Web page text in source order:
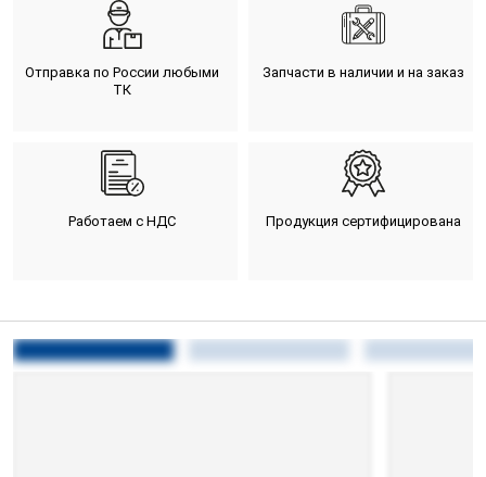
Отправка по России любыми
ТК
Запчасти в наличии и на заказ
Работаем с НДС Продукция сертифицирована